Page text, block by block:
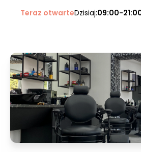
Teraz otwarteDzisiaj:09:00-